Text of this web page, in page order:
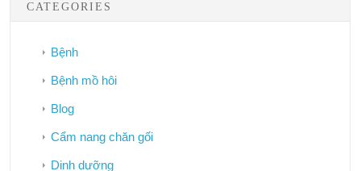
CATEGORIES
Bệnh
Bệnh mồ hôi
Blog
Cẩm nang chăn gối
Dinh dưỡng